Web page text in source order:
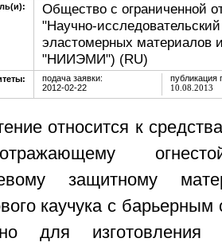
Общество с ограниченной
"Научно-
эластомерных
"НИИЭМИ") (RU)
подача заявки:
2012-02-22
публикация
10.08.2013
относится к
защитному
каучука с
для